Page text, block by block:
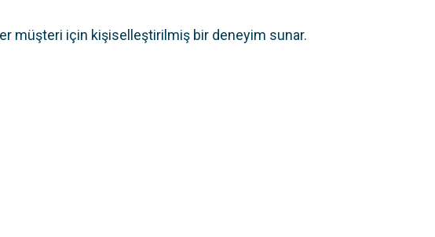
müşteri için kişiselleştirilmiş bir deneyim sunar.